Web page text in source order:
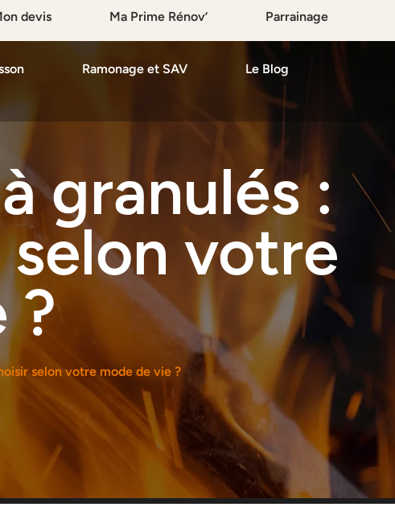
devis Ma Prime Rénov’ Parrainage
Ramonage et SAV
Le Blog
granulés :
votre
?
selon votre mode de vie ?